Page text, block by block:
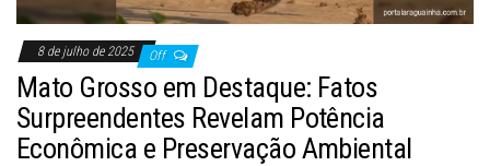
8 de julho de 2025 Off
Mato Grosso em Destaque: Fatos
Surpreendentes Revelam Potência
Econômica e Preservação Ambiental